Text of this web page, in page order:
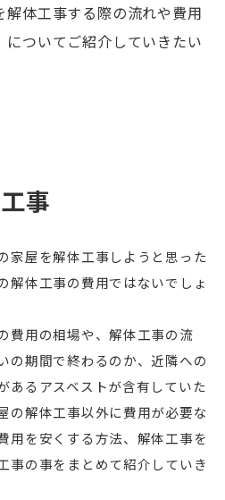
体工事する際の流れや費用
ついてご紹介していきたい
事
家屋を解体工事しようと思った
解体工事の費用ではないでしょ
費用の相場や、解体工事の流
の期間で終わるのか、近隣への
あるアスベストが含有していた
の解体工事以外に費用が必要な
用を安くする方法、解体工事を
事の事をまとめて紹介していき